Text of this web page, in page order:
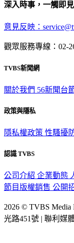
深入時事，一觸即見
意見反映：
觀眾服務專線：02-
TVBS新聞網
關於我們 56新聞台
政策與隱私
隱私權政策 性騷擾
認識 TVBS
公司介紹 企業動態
節目版權銷售 公開
2026 © TVBS Media
光路451號 | 聯利媒